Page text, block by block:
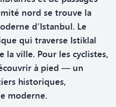
nord se trouve la
d’Istanbul. Le
qui traverse Istiklal
la ville. Pour les cyclistes,
à pied — un
historiques,
moderne.